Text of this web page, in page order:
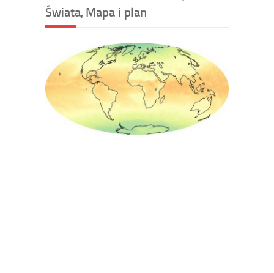
Świata, Mapa i plan